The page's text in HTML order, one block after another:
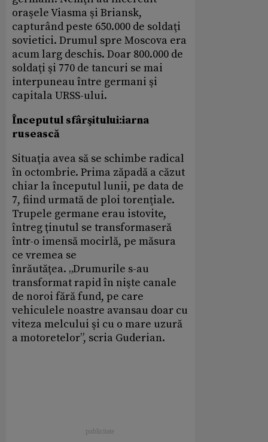
oraşele Viasma şi Briansk,
capturând peste 650.000 de soldaţi
sovietici. Drumul spre Moscova era
acum larg deschis. Doar 800.000 de
soldaţi şi 770 de tancuri se mai
interpuneau între germani şi
capitala URSS-ului.
Începutul sfârşitului:iarna
rusească
Situaţia avea să se schimbe radical
în octombrie. Prima zăpadă a căzut
chiar la începutul lunii, pe data de
7, fiind urmată de ploi torenţiale.
Trupele germane erau istovite,
întreg ţinutul se transformaseră
într-o imensă mocirlă, pe măsura
ce vremea se
înrăutăţea. „Drumurile s-au
transformat rapid în nişte canale
de noroi fără fund, pe care
vehiculele noastre avansau doar cu
viteza melcului şi cu o mare uzură
a motoretelor”, scria Guderian.